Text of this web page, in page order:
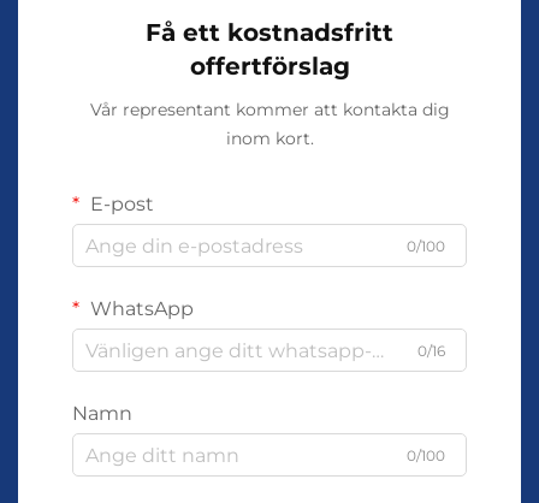
Få ett kostnadsfritt
offertförslag
Vår representant kommer att kontakta dig
inom kort.
E-post
0/100
WhatsApp
0/16
Namn
0/100